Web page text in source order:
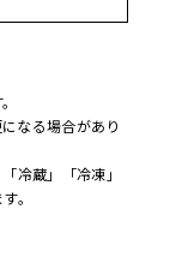
なる場合があり
冷蔵」「冷凍」
。